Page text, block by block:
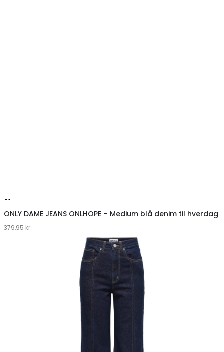
hos
Klædeskabet.dk
ONLY DAME JEANS ONLHOPE – Medium blå denim til hverdag
379,95 kr.